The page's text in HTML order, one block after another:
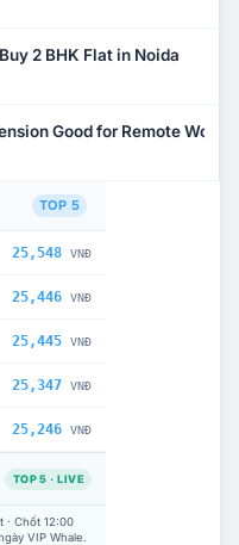
2 BHK Flat in Noida
Good for Remote Work?
TOP 5
25,548 VNĐ
25,446 VNĐ
25,445 VNĐ
25,347 VNĐ
25,246 VNĐ
TOP 5 · LIVE
· Chốt 12:00
VIP Whale.